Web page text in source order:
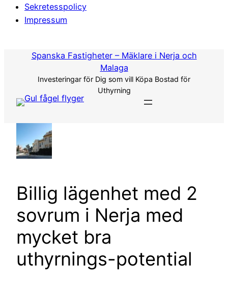
Sekretesspolicy
Impressum
Spanska Fastigheter – Mäklare i Nerja och
Malaga
Investeringar för Dig som vill Köpa Bostad för
Uthyrning
Billig lägenhet med 2
sovrum i Nerja med
mycket bra
uthyrnings-potential